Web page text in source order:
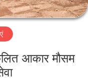
आकार मौसम